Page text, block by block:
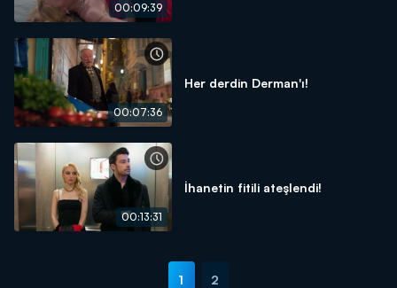
00:09:39
00:07:36
Her derdin Derman'ı!
00:13:31
İhanetin fitili ateşlendi!
1 2